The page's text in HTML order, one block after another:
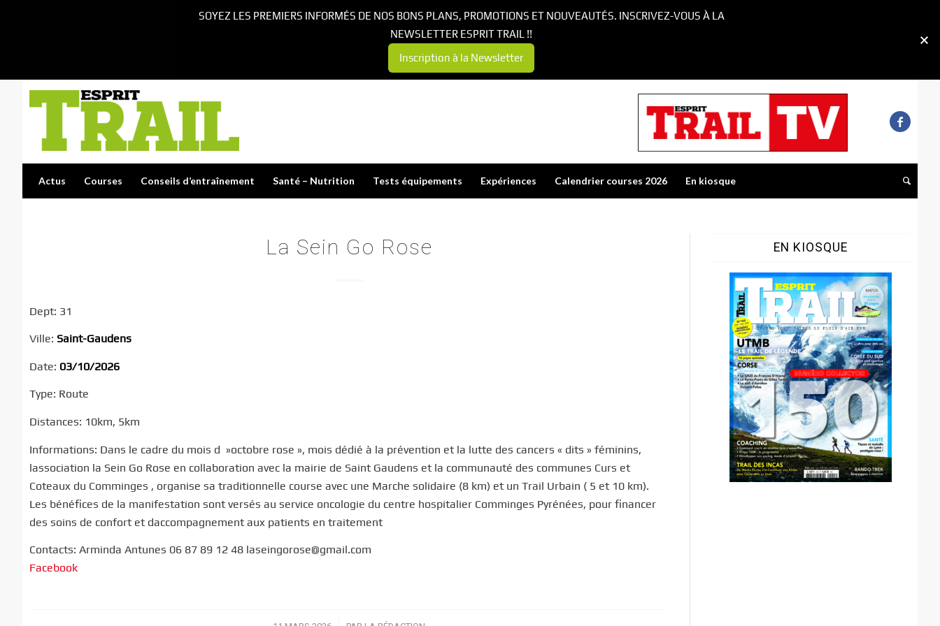
Actus Courses Conseils d’entraînement Santé – Nutrition Tests équipements Expériences Calendrier courses 2026 En kiosque
La Sein Go Rose
Dept: 31
Ville: Saint-Gaudens
Date: 03/10/2026
Type: Route
Distances: 10km, 5km
Informations: Dans le cadre du mois d  »octobre rose », mois dédié à la prévention et la lutte des cancers « dits » féminins,
lassociation la Sein Go Rose en collaboration avec la mairie de Saint Gaudens et la communauté des communes Curs et
Coteaux du Comminges , organise sa traditionnelle course avec une Marche solidaire (8 km) et un Trail Urbain ( 5 et 10 km).
Les bénéfices de la manifestation sont versés au service oncologie du centre hospitalier Comminges Pyrénées, pour financer
des soins de confort et daccompagnement aux patients en traitement
Contacts: Arminda Antunes 06 87 89 12 48 laseingorose@gmail.com
Facebook
EN KIOSQUE
SOYEZ LES PREMIERS INFORMÉS DE NOS BONS PLANS, PROMOTIONS ET NOUVEAUTÉS. INSCRIVEZ-VOUS À LA
NEWSLETTER ESPRIT TRAIL !!
Inscription à la Newsletter